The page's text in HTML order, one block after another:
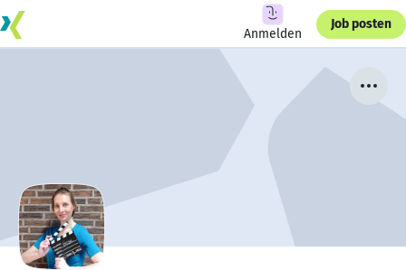
Anmelden
Job posten